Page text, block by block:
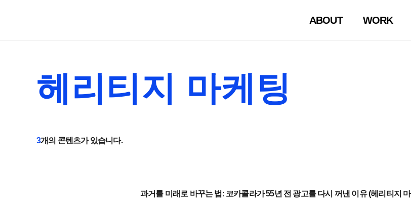
ABOUT WORK
헤리티지 마케팅
3개의 콘텐츠가 있습니다.
과거를 미래로 바꾸는 법: 코카콜라가 55년 전 광고를 다시 꺼낸 이유 (헤리티지